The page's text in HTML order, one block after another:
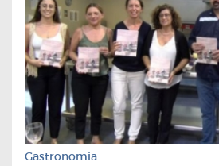
Gastronomia